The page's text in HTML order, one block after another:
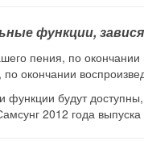
функции,
пения, по окончании
окончании
функции будут
2012 года